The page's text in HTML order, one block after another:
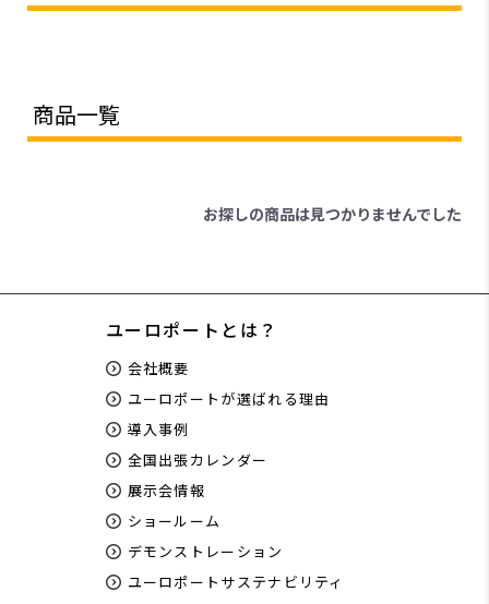
商品一覧
お探しの商品は見つかりませんでした
ユーロポートとは？
会社概要
ユーロポートが選ばれる理由
導入事例
全国出張カレンダー
展示会情報
ショールーム
デモンストレーション
ユーロポートサステナビリティ